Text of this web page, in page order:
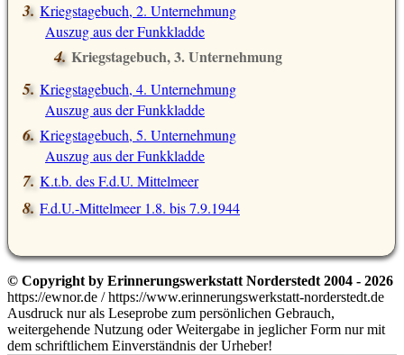
Kriegstagebuch, 2. Unternehmung
Auszug aus der Funkkladde
Kriegstagebuch, 3. Unternehmung
Kriegstagebuch, 4. Unternehmung
Auszug aus der Funkkladde
Kriegstagebuch, 5. Unternehmung
Auszug aus der Funkkladde
K.t.b. des F.d.U. Mittelmeer
F.d.U.-Mittelmeer 1.8. bis 7.9.1944
© Copyright by Erinnerungswerkstatt Norderstedt 2004 - 2026
https://ewnor.de / https://www.erinnerungswerkstatt-norderstedt.de
Ausdruck nur als Leseprobe zum persönlichen Gebrauch,
weitergehende Nutzung oder Weitergabe in jeglicher Form nur mit
dem schriftlichem Einverständnis der Urheber!